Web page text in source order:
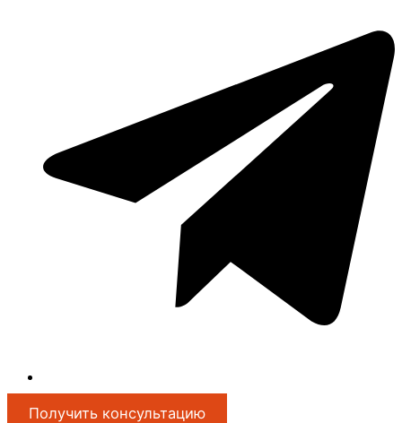
Получить консультацию